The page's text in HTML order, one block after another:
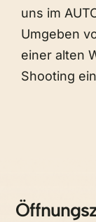
Erlebnis-
uns im
Umgeben
einer alten
Shooting